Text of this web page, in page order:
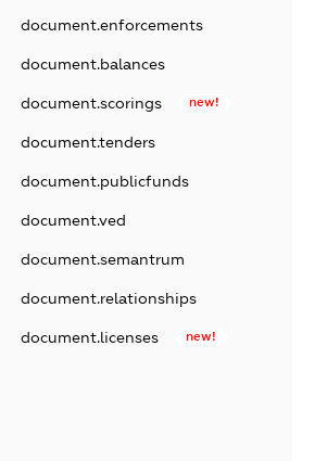
document.enforcements
document.balances
document.scorings new!
document.tenders
document.publicfunds
document.ved
document.semantrum
document.relationships
document.licenses new!